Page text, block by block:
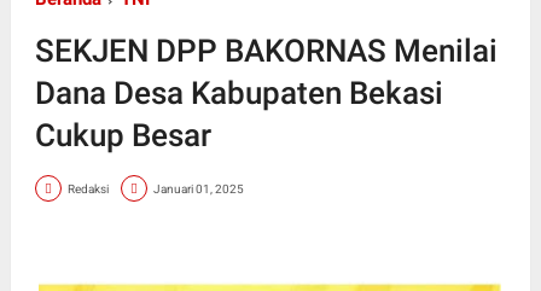
SEKJEN DPP BAKORNAS Menilai
Dana Desa Kabupaten Bekasi
Cukup Besar
Redaksi Januari 01, 2025